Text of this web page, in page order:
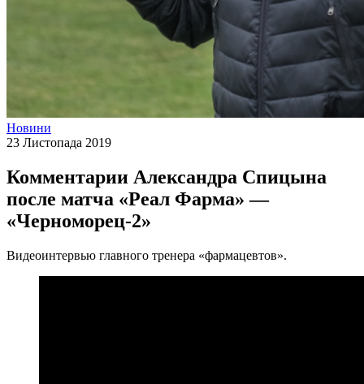
Новини
23 Листопада 2019
Комментарии Александра Спицына
после матча «Реал Фарма» —
«Черноморец-2»
Видеоинтервью главного тренера «фармацевтов».